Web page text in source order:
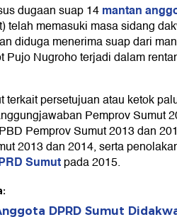
dugaan suap 14mantan
telah memasuki masa sidang
diduga menerima suap dari
Pujo Nugroho terjadi dalam
terkait persetujuan atau ketok
Pemprov Sumut
Pemprov Sumut 2013 dan
2013 dan 2014, serta
Sumutpada 2015.
DPRD Sumut